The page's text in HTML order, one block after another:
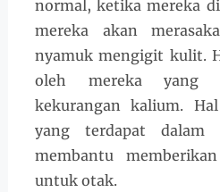
normal, ketika mereka
mereka akan
nyamuk mengigit kulit.
oleh mereka yang
kekurangan kalium.
yang terdapat dalam
membantu
untuk otak.